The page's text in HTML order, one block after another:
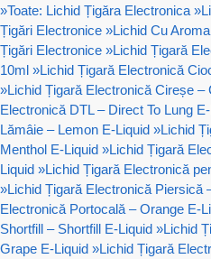
»Toate: Lichid Țigăra Electronica »
Țigări Electronice »Lichid Cu
Țigări Electronice »Lichid Țigară
10ml »Lichid Țigară Electronică
»Lichid Țigară Electronică Cireșe –
Electronică DTL – Direct To Lung
Lămâie – Lemon E-Liquid »Lichid
Menthol E-Liquid »Lichid Țigară
Liquid »Lichid Țigară Electronică
»Lichid Țigară Electronică Piersică
Electronică Portocală – Orange E-
Shortfill – Shortfill E-Liquid »Lichid
Grape E-Liquid »Lichid Țigară